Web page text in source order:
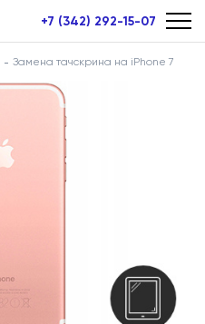
+7 (342) 292-15-07
Замена тачскрина на iPhone 7